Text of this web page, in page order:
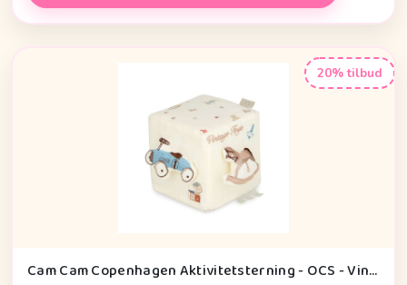
20% tilbud
Cam Cam Copenhagen Aktivitetsterning - OCS - Vintage Toys